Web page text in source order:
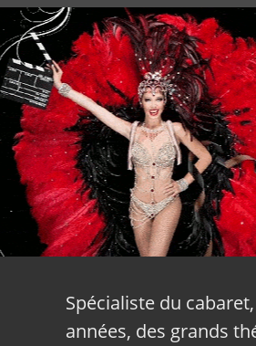
Spécialiste du
années, des grands